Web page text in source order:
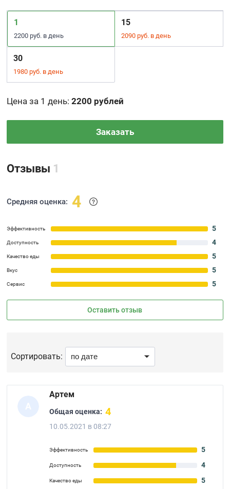
1
2200 руб. в день
15
2090 руб. в день
30
1980 руб. в день
Цена за 1 день:2200 рублей
Заказать
Отзывы 1
Средняя оценка: 4
Эффективность 5
Доступность 4
Качество еды 5
Вкус 5
Сервис 5
Оставить отзыв
Сортировать:
А
Артем
Общая оценка: 4
10.05.2021 в 08:27
Эффективность 5
Доступность 4
Качество еды 5